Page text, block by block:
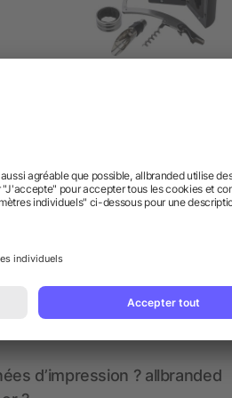
dès 3,41 €
avons les
d’impression ? allbranded